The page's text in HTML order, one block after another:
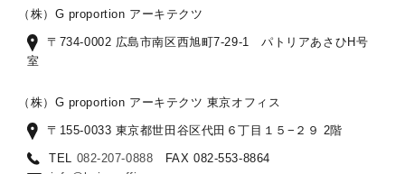
（株）G proportion アーキテクツ
〒734-0002 広島市南区西旭町7-29-1 パトリアあさひH号
室
（株）G proportion アーキテクツ 東京オフィス
〒155-0033 東京都世田谷区代田６丁目１５−２９ 2階
TEL 082-207-0888 FAX 082-553-8864